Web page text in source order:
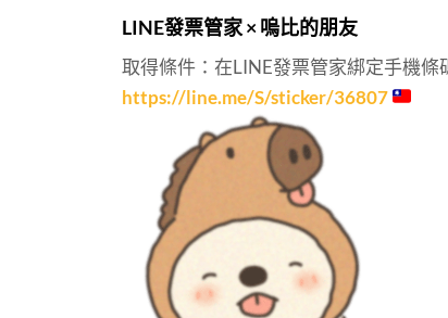
LINE發票管家 × 嗚比的朋友
取得條件：在LINE發票管家綁定手機條
https://line.me/S/sticker/36807